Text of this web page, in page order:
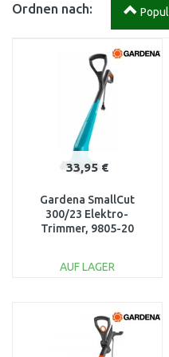
Ordnen nach:
33,95 €
Gardena SmallCut
300/23 Elektro-
Trimmer, 9805-20
AUF LAGER
Vergleichen